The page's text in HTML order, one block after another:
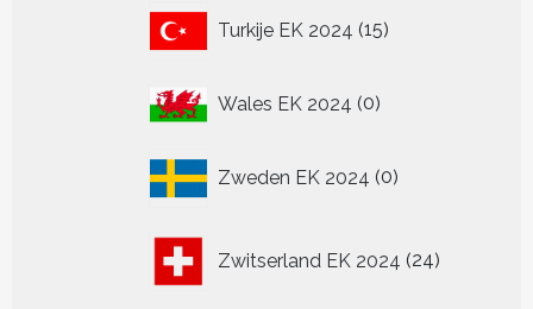
Turkije EK 2024 15
producten
Wales EK 2024 00
Zweden EK 2024 0
producten
Zwitserland EK 2024 24
producten